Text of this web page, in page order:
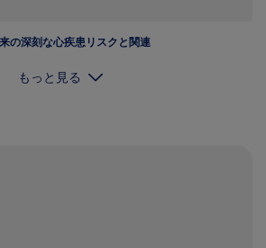
の深刻な心疾患リスクと関連
もっと見る